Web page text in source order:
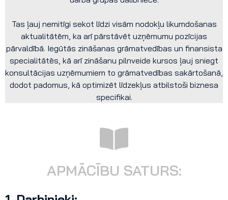
Tas ļauj nemitīgi sekot līdzi visām nodokļu likumdošanas
aktualitātēm, ka arī pārstāvēt uzņēmumu pozīcijas
pārvaldībā. Iegūtās zināšanas grāmatvedības un finansista
specialitātēs, kā arī zināšanu pilnveide kursos ļauj sniegt
konsultācijas uzņēmumiem to grāmatvedības sakārtošanā,
dodot padomus, kā optimizēt līdzekļus atbilstoši biznesa
specifikai.
APMĀCĪBU SATURS: